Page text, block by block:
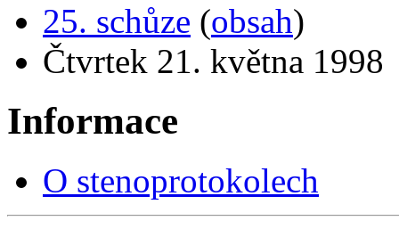
25. schůze (obsah)
Čtvrtek 21. května 1998
Informace
O stenoprotokolech